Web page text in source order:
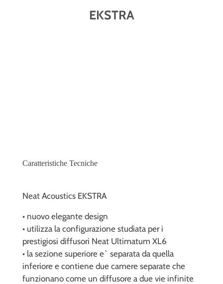
EKSTRA
Caratteristiche Tecniche
Neat Acoustics EKSTRA
• nuovo elegante design
• utilizza la configurazione studiata per i
prestigiosi diffusori Neat Ultimatum XL6
• la sezione superiore e` separata da quella
inferiore e contiene due camere separate che
funzionano come un diffusore a due vie infinite